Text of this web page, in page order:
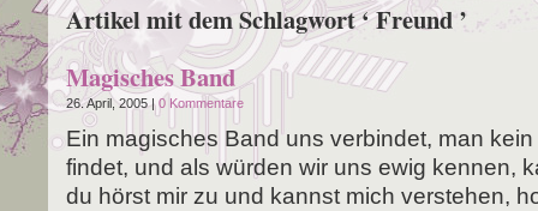
Artikel mit dem Schlagwort ‘ Freund ’
Magisches Band
26. April, 2005 |0 Kommentare
Ein magi­sches Band uns ver­bin­det, man
fin­det, und als wür­den wir uns ewig ken­nen,
du hörst mir zu und kannst mich ver­ste­hen,